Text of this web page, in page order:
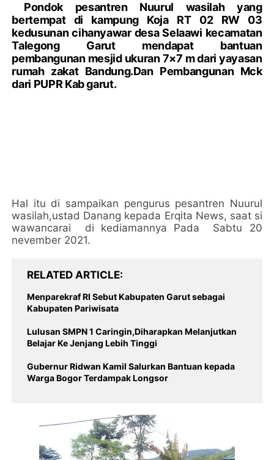
Pondok pesantren Nuurul wasilah yang
bertempat di kampung Koja RT 02 RW 03
kedusunan cihanyawar desa Selaawi kecamatan
Talegong Garut mendapat bantuan
pembangunan mesjid ukuran 7×7 m dari yayasan
rumah zakat Bandung.Dan Pembangunan Mck
dari PUPR Kab garut.
Hal itu di sampaikan pengurus pesantren Nuurul
wasilah,ustad Danang kepada Erqita News, saat si
wawancarai di kediamannya Pada Sabtu 20
nevember 2021.
RELATED ARTICLE
Menparekraf RI Sebut Kabupaten Garut sebagai
Kabupaten Pariwisata
Lulusan SMPN 1 Caringin,Diharapkan Melanjutkan
Belajar Ke Jenjang Lebih Tinggi
Gubernur Ridwan Kamil Salurkan Bantuan kepada
Warga Bogor Terdampak Longsor